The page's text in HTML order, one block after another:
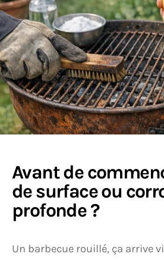
Avant de
de surface ou
profonde ?
Un barbecue rouillé, ça arrive